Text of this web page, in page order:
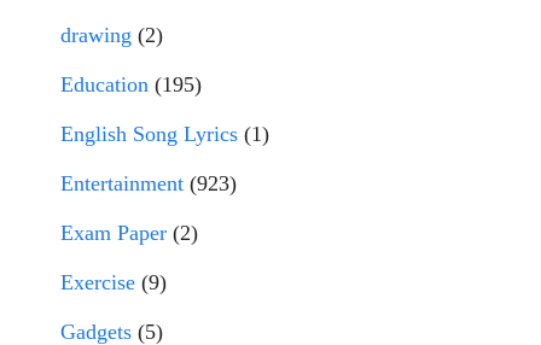
drawing (2)
Education (195)
English Song Lyrics (1)
Entertainment (923)
Exam Paper (2)
Exercise (9)
Gadgets (5)